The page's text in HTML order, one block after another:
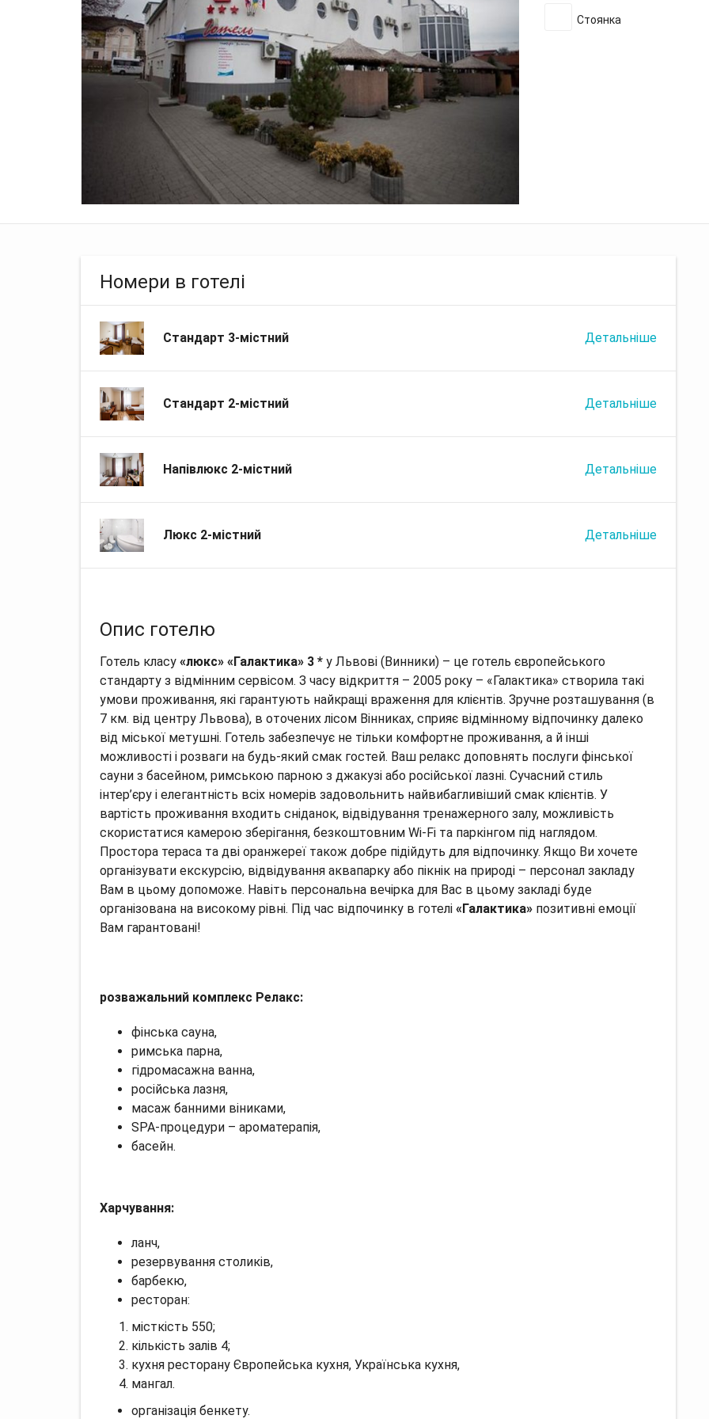
Стоянка
Номери в готелі
Стандарт 3-містний Детальніше
Стандарт 2-містний Детальніше
Напівлюкс 2-містний Детальніше
Люкс 2-містний Детальніше
Опис готелю
Готель класу «люкс» «Галактика» 3 * у Львові (Винники) – це готель європейського
стандарту з відмінним сервісом. З часу відкриття – 2005 року – «Галактика» створила такі
умови проживання, які гарантують найкращі враження для клієнтів. Зручне розташування (в
7 км. від центру Львова), в оточених лісом Вінниках, сприяє відмінному відпочинку далеко
від міської метушні. Готель забезпечує не тільки комфортне проживання, а й інші
можливості і розваги на будь-який смак гостей. Ваш релакс доповнять послуги фінської
сауни з басейном, римською парною з джакузі або російської лазні. Сучасний стиль
інтер’єру і елегантність всіх номерів задовольнить найвибагливіший смак клієнтів. У
вартість проживання входить сніданок, відвідування тренажерного залу, можливість
скористатися камерою зберігання, безкоштовним Wi-Fi та паркінгом під наглядом.
Простора тераса та дві оранжереї також добре підійдуть для відпочинку. Якщо Ви хочете
організувати екскурсію, відвідування аквапарку або пікнік на природі – персонал закладу
Вам в цьому допоможе. Навіть персональна вечірка для Вас в цьому закладі буде
організована на високому рівні. Під час відпочинку в готелі «Галактика» позитивні емоції
Вам гарантовані!
розважальний комплекс Релакс:
фінська сауна,
римська парна,
гідромасажна ванна,
російська лазня,
масаж банними віниками,
SPA-процедури – ароматерапія,
басейн.
Харчування:
ланч,
резервування столиків,
барбекю,
ресторан:
місткість 550;
кількість залів 4;
кухня ресторану Європейська кухня, Українська кухня,
мангал.
організація бенкету.